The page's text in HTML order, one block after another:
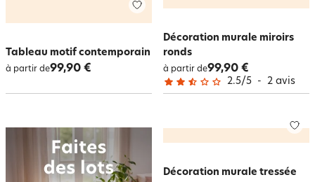
Tableau motif contemporain
à partir de99,90 €
Décoration murale miroirs
ronds
à partir de99,90 €
2.5/5 - 2 avis
Décoration murale tressée